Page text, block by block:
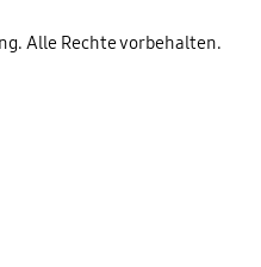
Alle Rechte vorbehalten.